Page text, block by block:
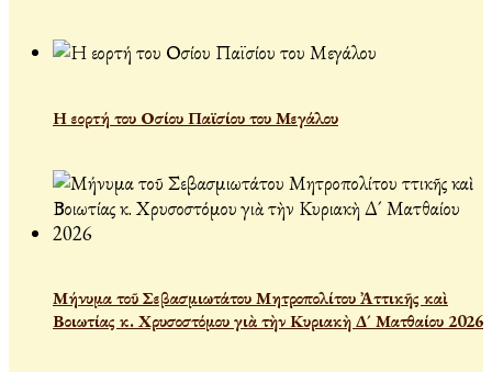
Η εορτή του Οσίου Παϊσίου του Μεγάλου
Μήνυμα τοῦ Σεβασμιωτάτου Μητροπολίτου Ἀττικῆς καὶ
Βοιωτίας κ. Χρυσοστόμου γιὰ τὴν Κυριακὴ Δ´ Ματθαίου 2026